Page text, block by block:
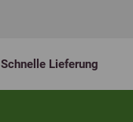
Schnelle Lieferung